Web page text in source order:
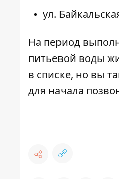
ул.
На период
питьевой воды
в списке, но вы
для начала